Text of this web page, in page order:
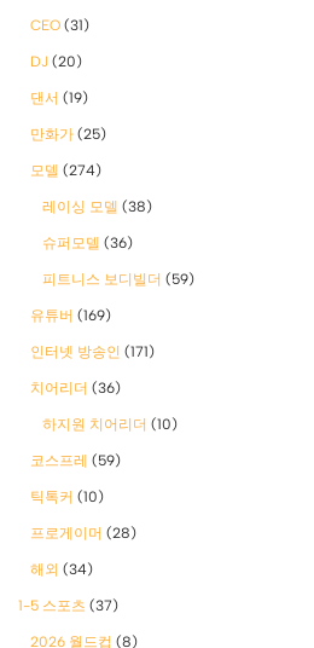
CEO (31)
DJ (20)
댄서 (19)
만화가 (25)
모델 (274)
레이싱 모델 (38)
슈퍼모델 (36)
피트니스 보디빌더 (59)
유튜버 (169)
인터넷 방송인 (171)
치어리더 (36)
하지원 치어리더 (10)
코스프레 (59)
틱톡커 (10)
프로게이머 (28)
해외 (34)
1-5 스포츠 (37)
2026 월드컵 (8)